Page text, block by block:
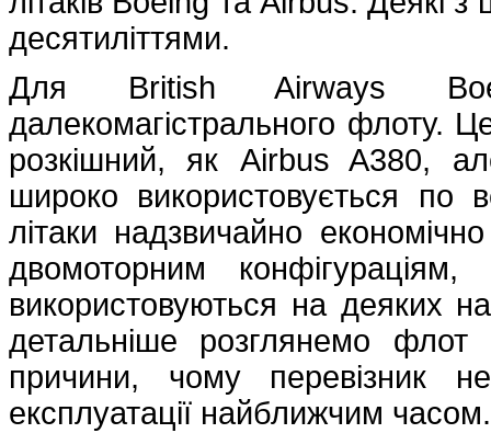
десятиліттями.
Для British Airways
далекомагістрального флоту.
розкішний, як Airbus A380,
широко використовується по
літаки надзвичайно
двомоторним
використовуються на деяких
детальніше розглянемо
причини, чому перевізник
експлуатації найближчим